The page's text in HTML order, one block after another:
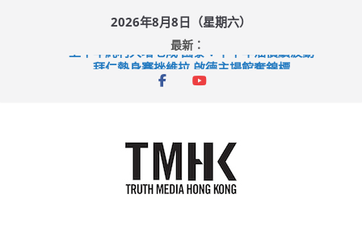
2026年8月8日（星期六）
最新：
上半年純利大增七成 國泰：下半年油價續波動
拜仁熱身賽挫維拉 啟德主場館奪錦標
性罪行修例獲九成支持 鄧炳強：爭取今屆任期內完成立法